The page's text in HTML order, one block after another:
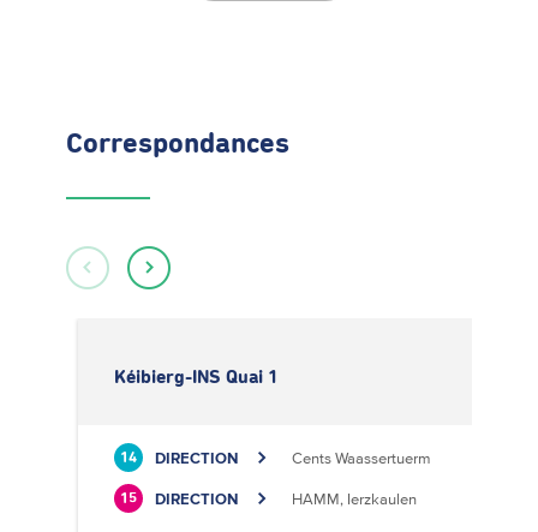
Correspondances
Kéibierg-INS Quai 1
14 DIRECTION Cents Waassertuerm
15 DIRECTION HAMM, Ierzkaulen